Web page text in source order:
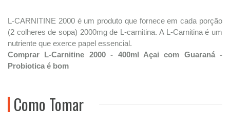
L-CARNITINE 2000 é um produto que fornece em cada porção
(2 colheres de sopa) 2000mg de L-carnitina. A L-Carnitina é um
nutriente que exerce papel essencial.
Comprar L-Carnitine 2000 - 400ml Açai com Guaraná -
Probiotica é bom
Como Tomar